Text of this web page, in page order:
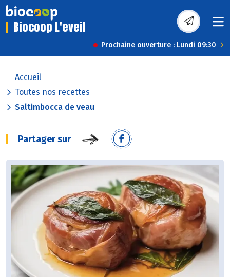
Biocoop L'eveil
Prochaine ouverture : Lundi 09:30
Accueil
Toutes nos recettes
Saltimbocca de veau
Partager sur